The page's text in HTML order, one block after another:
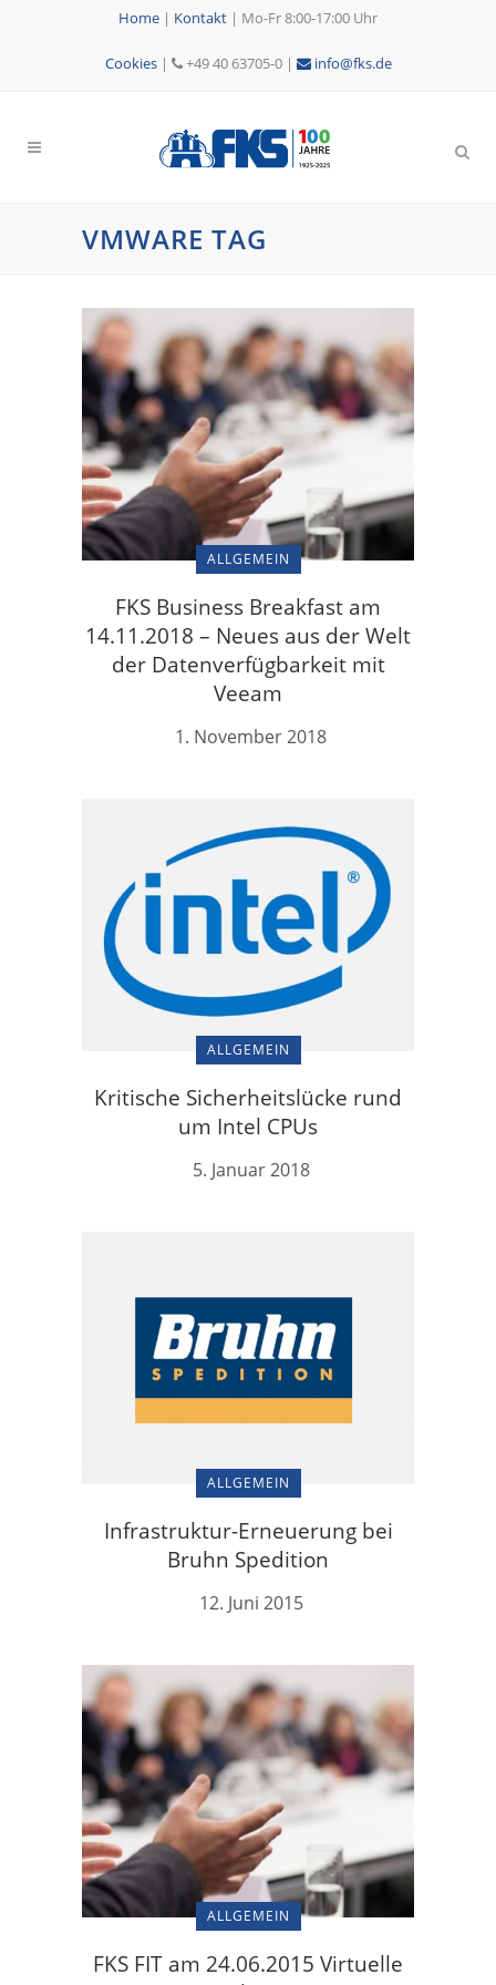
Home | Kontakt | Mo-Fr 8:00-17:00 Uhr
Cookies| +49 40 63705-0 | info@fks.de
VMWARE TAG
ALLGEMEIN
FKS Business Breakfast am
14.11.2018 – Neues aus der Welt
der Datenverfügbarkeit mit
Veeam
1. November 2018
ALLGEMEIN
Kritische Sicherheitslücke rund
um Intel CPUs
5. Januar 2018
ALLGEMEIN
Infrastruktur-Erneuerung bei
Bruhn Spedition
12. Juni 2015
ALLGEMEIN
FKS FIT am 24.06.2015 Virtuelle